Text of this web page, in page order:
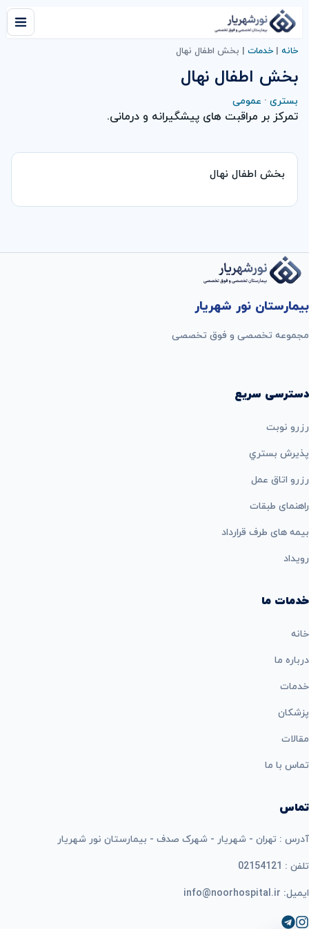
خانه | خدمات | بخش اطفال نهال
بخش اطفال نهال
بستری · عمومی
تمرکز بر مراقبت های پیشگیرانه و درمانی.
بخش اطفال نهال
بیمارستان نور شهریار
مجموعه تخصصی و فوق تخصصی
دسترسی سریع
رزرو نوبت
پذيرش بستري
رزرو اتاق عمل
راهنمای طبقات
بيمه های طرف قرارداد
رویداد
خدمات ما
خانه
درباره ما
خدمات
پزشکان
مقالات
تماس با ما
تماس
آدرس : تهران - شهریار - شهرک صدف - بیمارستان نور شهریار
تلفن : 02154121
ایمیل: info@noorhospital.ir